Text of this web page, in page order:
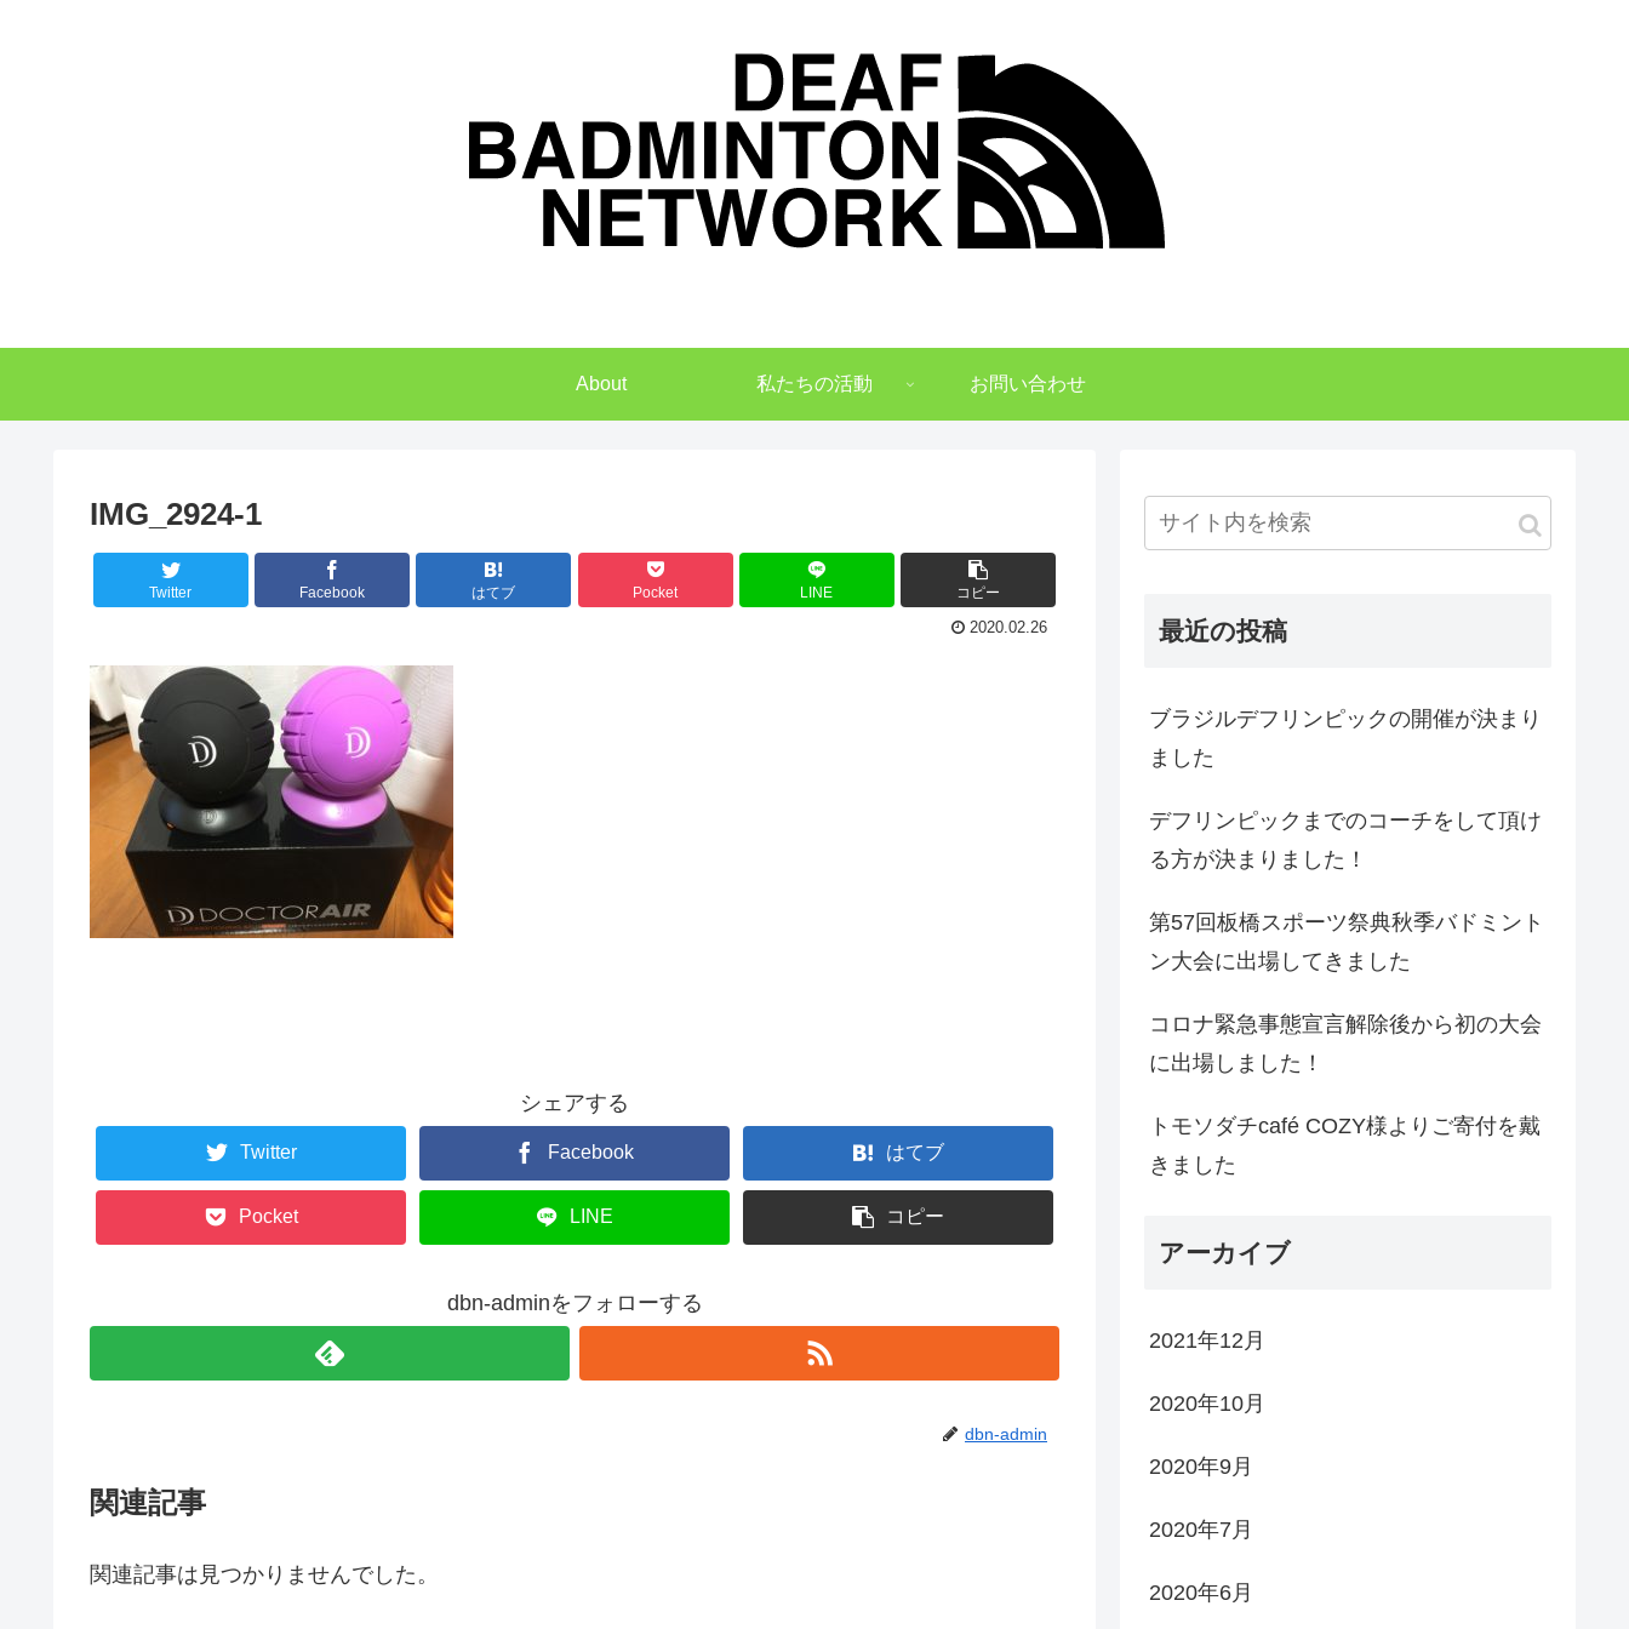
About 私たちの活動 お問い合わせ
IMG_2924-1
Twitter Facebook はてブ Pocket LINE コピー
2020.02.26
シェアする
Twitter Facebook はてブ
Pocket LINE コピー
dbn-adminをフォローする
dbn-admin
関連記事
関連記事は見つかりませんでした。
最近の投稿
ブラジルデフリンピックの開催が決まり
ました
デフリンピックまでのコーチをして頂け
る方が決まりました！
第57回板橋スポーツ祭典秋季バドミント
ン大会に出場してきました
コロナ緊急事態宣言解除後から初の大会
に出場しました！
トモソダチcafé COZY様よりご寄付を戴
きました
アーカイブ
2021年12月
2020年10月
2020年9月
2020年7月
2020年6月